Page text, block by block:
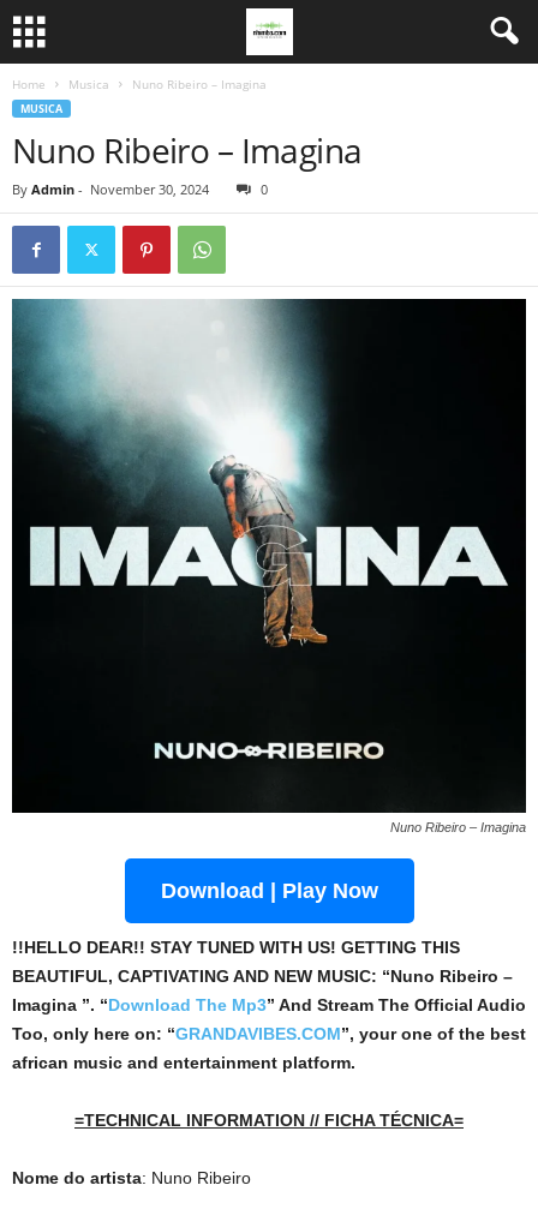
Home Musica Nuno Ribeiro – Imagina
MUSICA
Nuno Ribeiro – Imagina
By Admin - November 30, 2024 0
Nuno Ribeiro – Imagina
Download | Play Now
!!HELLO DEAR!! STAY TUNED WITH US! GETTING THIS
BEAUTIFUL, CAPTIVATING AND NEW MUSIC: “Nuno Ribeiro –
Imagina ”. “Download The Mp3” And Stream The Official Audio
Too, only here on: “GRANDAVIBES.COM”, your one of the best
african music and entertainment platform.
=TECHNICAL INFORMATION // FICHA TÉCNICA=
Nome do artista: Nuno Ribeiro